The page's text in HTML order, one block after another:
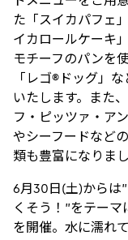
た「スイカパフェ
イカロールケーキ
モチーフのパンを
「レゴ®ドッグ」
いたします。また
フ・ピッツァ・ア
やシーフードなど
類も豊富になりまし
6月30日(土)からは
くそう！”をテーマ
を開催。水に濡れ